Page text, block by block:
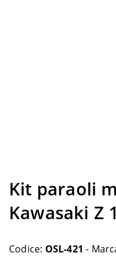
Kit paraoli
Kawasaki Z
Codice: OSL-421 -